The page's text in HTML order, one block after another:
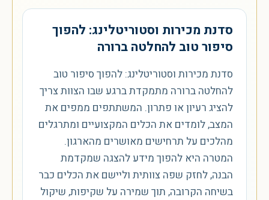
סדנת מכירות וסטוריטלינג: להפוך
סיפור טוב להחלטה ברורה
סדנת מכירות וסטוריטלינג: להפוך סיפור טוב
להחלטה ברורה מתמקדת ברגע שבו הצוות צריך
להציג רעיון או פתרון. המשתתפים ממפים את
המצב, לומדים את הכלים המקצועיים ומתרגלים
מהלכים על תרחישים מאושרים מהארגון.
המטרה היא להפוך מידע להצגה שמקדמת
הבנה, לחזק שפה צוותית וליישם את הכלים כבר
בשיחה הקרובה, תוך שמירה על שקיפות, שיקול